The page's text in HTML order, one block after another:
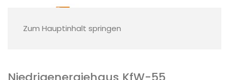
Zum Hauptinhalt springen